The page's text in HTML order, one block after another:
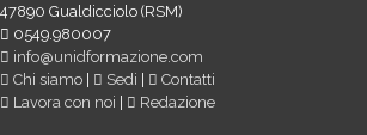
47890 Gualdicciolo (RSM)
0549.980007
info@unidformazione.com
Chi siamo | Sedi |
Contatti
Lavora con noi | Redazione